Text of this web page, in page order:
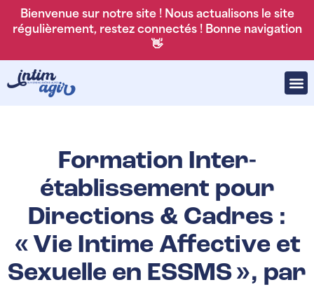
Bienvenue sur notre site ! Nous actualisons le site
régulièrement, restez connectés ! Bonne navigation
👋
Formation Inter-
établissement pour
Directions & Cadres :
« Vie Intime Affective et
Sexuelle en ESSMS », par